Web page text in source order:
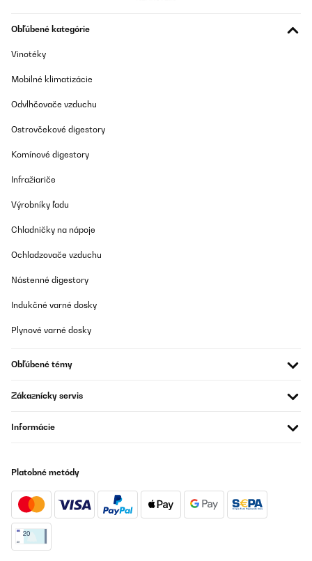
Obľúbené kategórie
Vinotéky
Mobilné klimatizácie
Odvlhčovače vzduchu
Ostrovčekové digestory
Komínové digestory
Infražiariče
Výrobníky ľadu
Chladničky na nápoje
Ochladzovače vzduchu
Nástenné digestory
Indukčné varné dosky
Plynové varné dosky
Obľúbené témy
Zákaznícky servis
Informácie
Platobné metódy